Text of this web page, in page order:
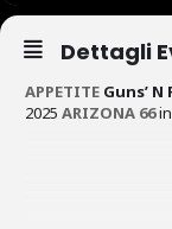
Dettagli
APPETITE Guns’ N
2025 ARIZONA 66in